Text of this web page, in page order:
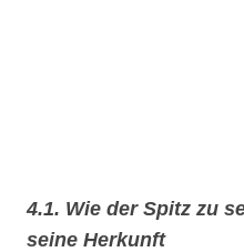
4.1. Wie der Spitz zu
seine Herkunft